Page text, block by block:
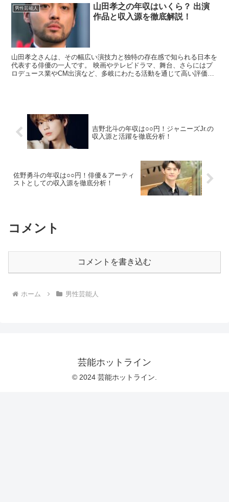
男性芸能人
山田孝之の年収はいくら？ 出演
作品と収入源を徹底解説！
山田孝之さんは、その幅広い演技力と独特の存在感で知られる日本を
代表する俳優の一人です。 映画やテレビドラマ、舞台、さらにはプ
ロデュース業やCM出演など、多岐にわたる活動を通じて高い評価を
吉野北斗の年収は○○円！ジャニーズJr.の
収入源と活躍を徹底分析！
佐野勇斗の年収は○○円！俳優＆アーティ
ストとしての収入源を徹底分析！
コメント
コメントを書き込む
ホーム 男性芸能人
芸能ホットライン
© 2024 芸能ホットライン.